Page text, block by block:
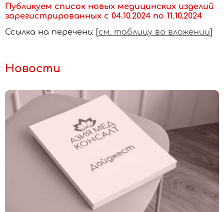
Публикуем список новых медицинских изделий
зарегистрированных с 04.10.2024 по 11.10.2024
Ссылка на перечень: [см. таблицу во вложении]
Новости